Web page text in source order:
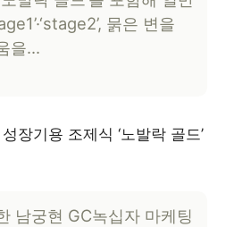
묽은 변을
을…
장기용 조제식 ‘노발락 골드’
남궁현 GC녹십자 마케팅